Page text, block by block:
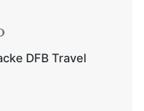
DFB Travel